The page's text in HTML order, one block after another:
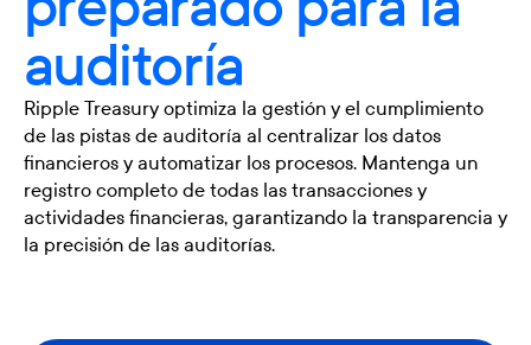
auditoría
Ripple Treasury optimiza la gestión y el cumplimiento
de las pistas de auditoría al centralizar los datos
financieros y automatizar los procesos. Mantenga un
registro completo de todas las transacciones y
actividades financieras, garantizando la transparencia y
la precisión de las auditorías.